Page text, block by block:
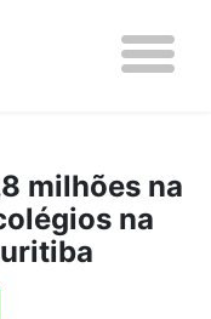
milhões na
na